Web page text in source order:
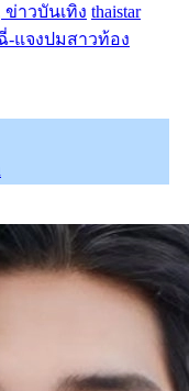
ข่าวบันเทิง thaistar
แจงปมสาวท้อง